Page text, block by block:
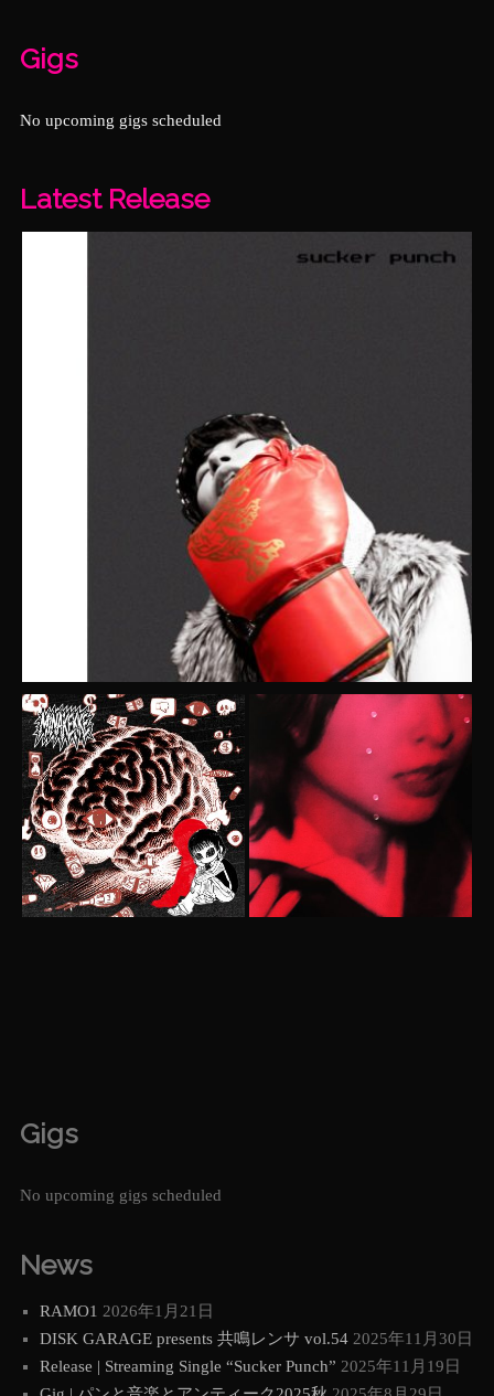
Gigs
No upcoming gigs scheduled
Latest Release
Gigs
No upcoming gigs scheduled
News
RAMO1 2026年1月21日
DISK GARAGE presents 共鳴レンサ vol.54 2025年11月30日
Release | Streaming Single “Sucker Punch” 2025年11月19日